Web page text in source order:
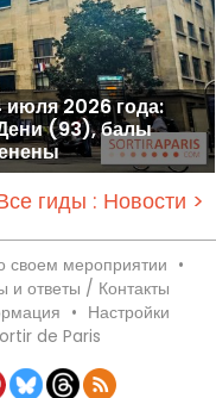
июля 2026 года:
(93), балы
гиды : Новости >
своем мероприятии •
и ответы / Контакты
• Настройки
de Paris